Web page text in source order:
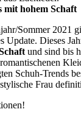
mit hohem Schaft
Sommer 2021
Update. Dieses
und sind bis
Schuh-Trends
Frau